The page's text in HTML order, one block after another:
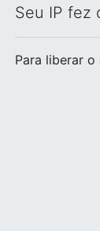
Seu IP fez
Para liberar o